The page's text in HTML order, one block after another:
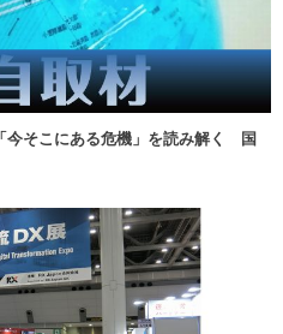
今そこにある危機」を読み解く 国